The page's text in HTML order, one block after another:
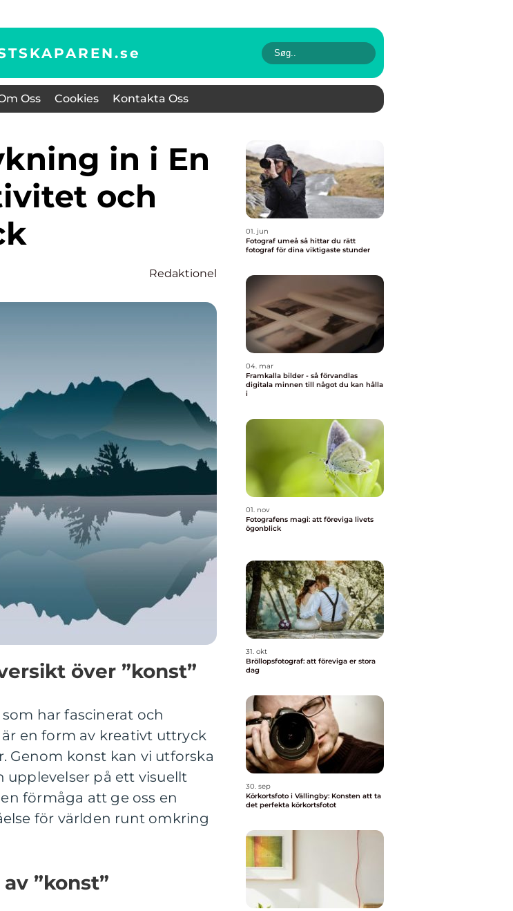
se
Oss Cookies Kontakta Oss
och
Redaktionel
över ”konst”
har fascinerat och
en form av kreativt uttryck
Genom konst kan vi utforska
upplevelser på ett visuellt
förmåga att ge oss en
för världen runt omkring
”konst”
01. jun
Fotograf umeå så hittar du rätt
fotograf för dina viktigaste stunder
04. mar
Framkalla bilder - så förvandlas
digitala minnen till något du kan hålla
i
01. nov
Fotografens magi: att föreviga livets
ögonblick
31. okt
Bröllopsfotograf: att föreviga er stora
dag
30. sep
Körkortsfoto i Vällingby: Konsten att ta
det perfekta körkortsfotot